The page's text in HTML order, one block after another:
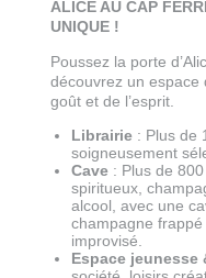
ALICE AU CAP
UNIQUE !
Poussez la porte
découvrez un espace
goût et de l’esprit.
Librairie: Plus de
soigneusement
Cave: Plus de 800
spiritueux,
alcool, avec une
champagne
improvisé.
Espace jeunesse